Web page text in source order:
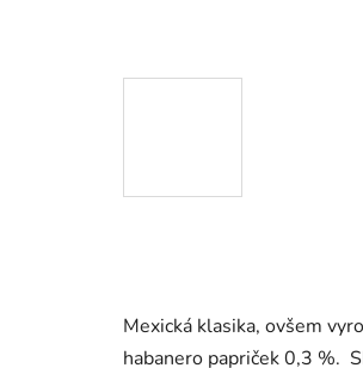
Mexická klasika, ovšem
habanero papriček 0,3 %.